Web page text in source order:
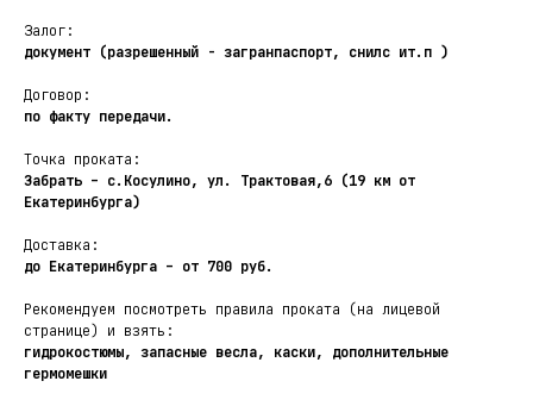
Залог:
документ (разрешенный - загранпаспорт, снилс ит.п )
Договор:
по факту передачи.
Точка проката:
Забрать – с.Косулино, ул. Трактовая,6 (19 км от
Екатеринбурга)
Доставка:
до Екатеринбурга – от 700 руб.
Рекомендуем посмотреть правила проката (на лицевой
странице) и взять:
гидрокостюмы, запасные весла, каски, дополнительные
гермомешки